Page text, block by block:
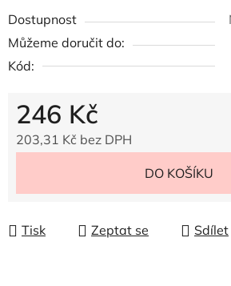
Dostupnost
Můžeme doručit do:
Kód:
246 Kč
203,31 Kč bez DPH
DO KOŠÍKU
Tisk Zeptat se Sdílet